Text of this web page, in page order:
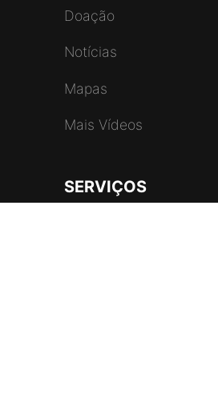
Doação
Notícias
Mapas
Mais Vídeos
SERVIÇOS